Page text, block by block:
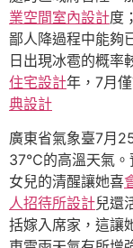
業空間室內設計度
鄙人降過程中能夠
日出現冰雹的概率
住宅設計年，7月
典設計
廣東省氣象臺7月
37℃的高溫天氣。
女兒的清醒讓她喜
人招待所設計兒還
括嫁入席家，這讓